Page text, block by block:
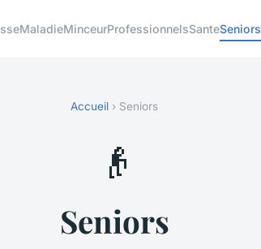
MaladieMinceurProfessionnelsSanteSeniors
Accueil › Seniors
👴
Seniors